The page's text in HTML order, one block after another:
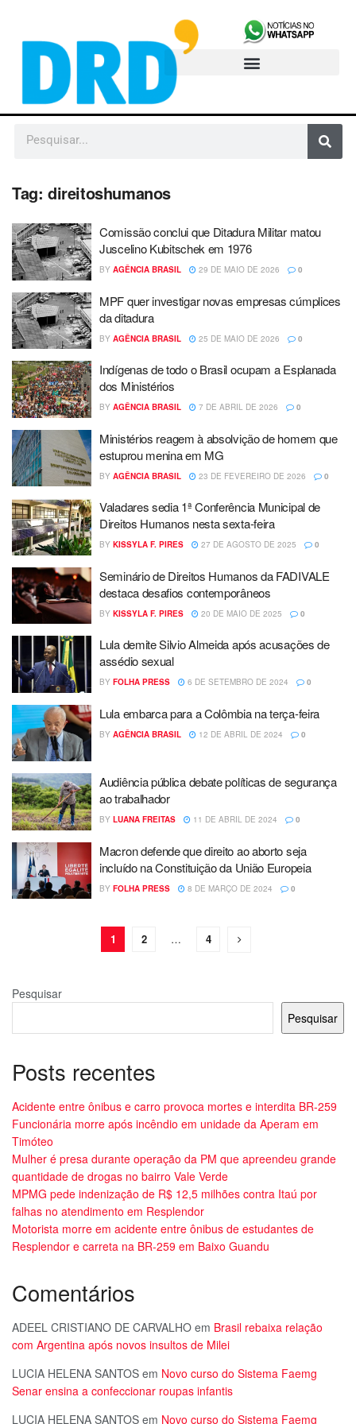
Tag: direitoshumanos
Comissão conclui que Ditadura Militar matou
Juscelino Kubitschek em 1976
BY AGÊNCIA BRASIL 29 DE MAIO DE 2026 0
MPF quer investigar novas empresas cúmplices
da ditadura
BY AGÊNCIA BRASIL 25 DE MAIO DE 2026 0
Indígenas de todo o Brasil ocupam a Esplanada
dos Ministérios
BY AGÊNCIA BRASIL 7 DE ABRIL DE 2026 0
Ministérios reagem à absolvição de homem que
estuprou menina em MG
BY AGÊNCIA BRASIL 23 DE FEVEREIRO DE 2026 0
Valadares sedia 1ª Conferência Municipal de
Direitos Humanos nesta sexta-feira
BY KISSYLA F. PIRES 27 DE AGOSTO DE 2025 0
Seminário de Direitos Humanos da FADIVALE
destaca desafios contemporâneos
BY KISSYLA F. PIRES 20 DE MAIO DE 2025 0
Lula demite Silvio Almeida após acusações de
assédio sexual
BY FOLHA PRESS 6 DE SETEMBRO DE 2024 0
Lula embarca para a Colômbia na terça-feira
BY AGÊNCIA BRASIL 12 DE ABRIL DE 2024 0
Audiência pública debate políticas de segurança
ao trabalhador
BY LUANA FREITAS 11 DE ABRIL DE 2024 0
Macron defende que direito ao aborto seja
incluído na Constituição da União Europeia
BY FOLHA PRESS 8 DE MARÇO DE 2024 0
1 2 … 4
Pesquisar
Pesquisar
Posts recentes
Acidente entre ônibus e carro provoca mortes e interdita BR-259
Funcionária morre após incêndio em unidade da Aperam em
Timóteo
Mulher é presa durante operação da PM que apreendeu grande
quantidade de drogas no bairro Vale Verde
MPMG pede indenização de R$ 12,5 milhões contra Itaú por
falhas no atendimento em Resplendor
Motorista morre em acidente entre ônibus de estudantes de
Resplendor e carreta na BR-259 em Baixo Guandu
Comentários
ADEEL CRISTIANO DE CARVALHO em Brasil rebaixa relação
com Argentina após novos insultos de Milei
LUCIA HELENA SANTOS em Novo curso do Sistema Faemg
Senar ensina a confeccionar roupas infantis
LUCIA HELENA SANTOS em Novo curso do Sistema Faemg